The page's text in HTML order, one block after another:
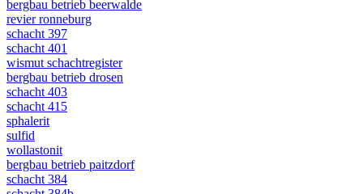
bergbau betrieb beerwalde
revier ronneburg
schacht 397
schacht 401
wismut schachtregister
bergbau betrieb drosen
schacht 403
schacht 415
sphalerit
sulfid
wollastonit
bergbau betrieb paitzdorf
schacht 384